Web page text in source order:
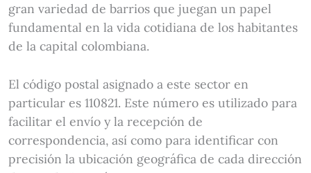
gran variedad de barrios que juegan un papel
fundamental en la vida cotidiana de los habitantes
de la capital colombiana.
El código postal asignado a este sector en
particular es 110821. Este número es utilizado para
facilitar el envío y la recepción de
correspondencia, así como para identificar con
precisión la ubicación geográfica de cada dirección